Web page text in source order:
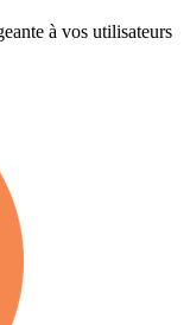
à vos utilisateurs